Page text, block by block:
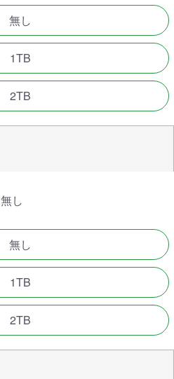
無し
1TB
2TB
無し
無し
1TB
2TB